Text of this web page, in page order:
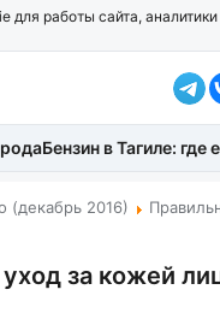
для работы сайта, аналитики
Бензин в Тагиле: где
(декабрь 2016)
за кожей